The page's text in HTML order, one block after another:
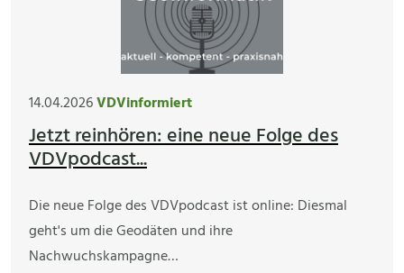
14.04.2026VDVinformiert
Jetzt reinhören: eine neue Folge des
VDVpodcast...
Die neue Folge des VDVpodcast ist online: Diesmal
geht's um die Geodäten und ihre
Nachwuchskampagne…